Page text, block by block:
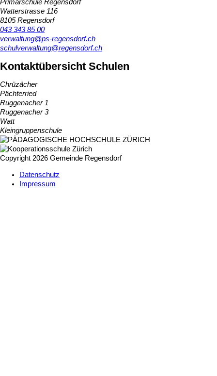
Primarschule Regensdorf
Watterstrasse 116
8105 Regensdorf
043 343 85 00
verwaltung@ps-regensdorf.ch
schulverwaltung@regensdorf.ch
Kontaktübersicht Schulen
Chrüzächer
Pächterried
Ruggenacher 1
Ruggenacher 3
Watt
Kleingruppenschule
Copyright 2026 Gemeinde Regensdorf
Datenschutz
Impressum